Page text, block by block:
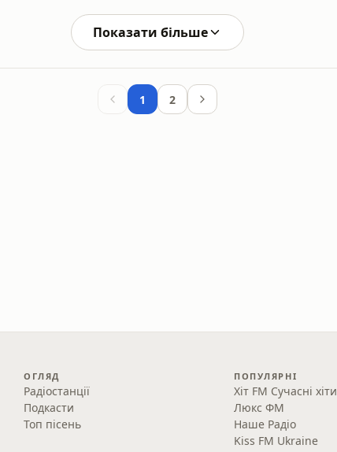
Показати більше
1 2
ОГЛЯД
Радіостанції
Подкасти
Топ пісень
ПОПУЛЯРНІ
Хіт FM Сучасні хіти
Люкс ФМ
Наше Радіо
Kiss FM Ukraine